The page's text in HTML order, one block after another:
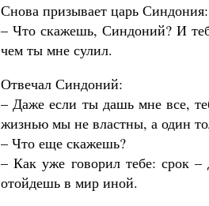
Снова призывает царь Синдония:
– Что скажешь, Синдоний? И
чем ты мне сулил.
Отвечал Синдоний:
– Даже если ты дашь мне все,
жизнью мы не властны, а один
– Что еще скажешь?
– Как уже говорил тебе: срок –
отойдешь в мир иной.